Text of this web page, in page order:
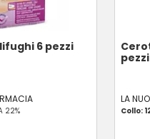
6 pezzi
22%
pezzi
LA
Collo: